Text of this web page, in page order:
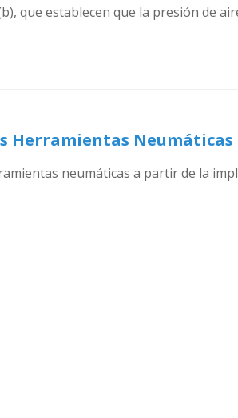
que establecen que la presión de
Herramientas Neumáticas
neumáticas a partir de la